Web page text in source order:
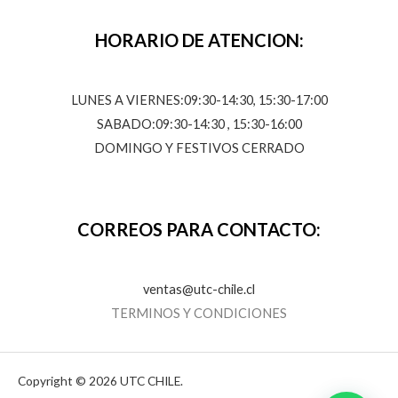
HORARIO DE ATENCION:
LUNES A VIERNES:09:30-14:30, 15:30-17:00
SABADO:09:30-14:30 , 15:30-16:00
DOMINGO Y FESTIVOS CERRADO
CORREOS PARA CONTACTO:
ventas@utc-chile.cl
TERMINOS Y CONDICIONES
Copyright © 2026 UTC CHILE.